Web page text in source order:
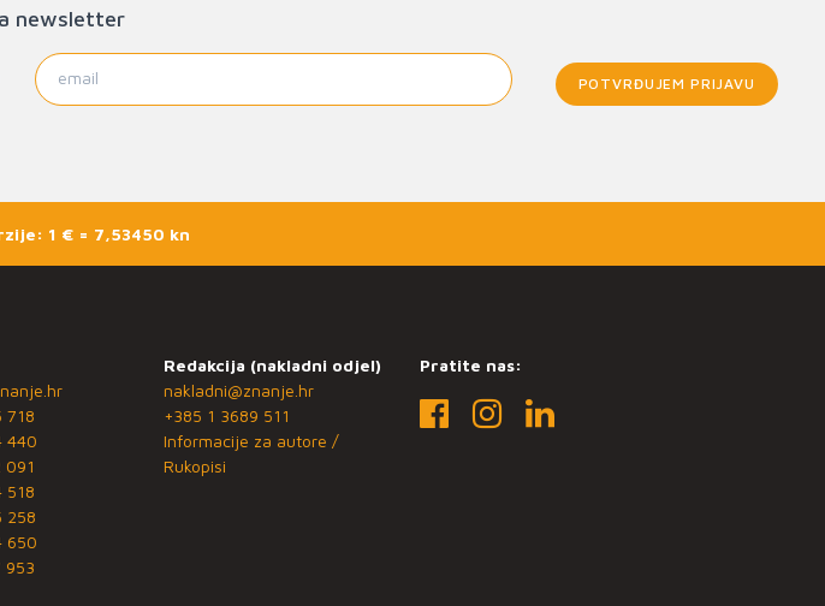
newsletter
POTVRĐUJEM PRIJAVU
1 € = 7,53450 kn
718
440
091
518
258
650
953
Redakcija (nakladni odjel)
nakladni@znanje.hr
+385 1 3689 511
Informacije za autore /
Rukopisi
Pratite nas: